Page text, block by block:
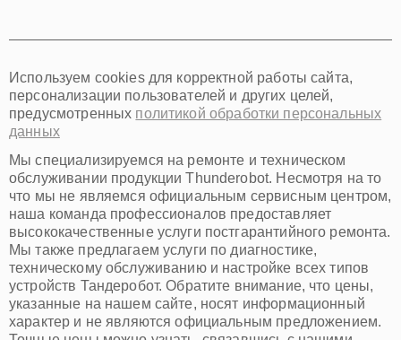
Иркутск
Омск
Красноярск
Пермь
Ульяновск
Киров
Архангельск
Астрахань
Белгород
Благовещенск
Брянск
Владивосток
Владикавказ
Владимир
Волжский
Используем cookies для корректной работы сайта,
персонализации пользователей и других целей,
предусмотренных политикой обработки персональных
данных
Мы специализируемся на ремонте и техническом
обслуживании продукции Thunderobot. Несмотря на то
что мы не являемся официальным сервисным центром,
наша команда профессионалов предоставляет
высококачественные услуги постгарантийного ремонта.
Мы также предлагаем услуги по диагностике,
техническому обслуживанию и настройке всех типов
устройств Тандеробот. Обратите внимание, что цены,
указанные на нашем сайте, носят информационный
характер и не являются официальным предложением.